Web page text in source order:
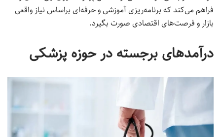
فراهم می‌کند که برنامه‌ریزی آموزشی و حرفه‌ای براساس نیاز واقعی
بازار و فرصت‌های اقتصادی صورت بگیرد.
درآمدهای برجسته در حوزه پزشکی